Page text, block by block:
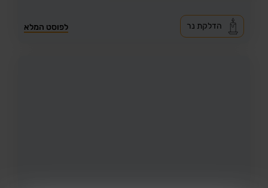
לפוסט המלא הדלקת נר